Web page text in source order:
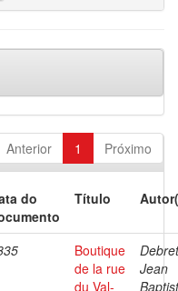
Anterior 1 Próximo
do
Título
Boutique
de la rue
du Val-
Jean